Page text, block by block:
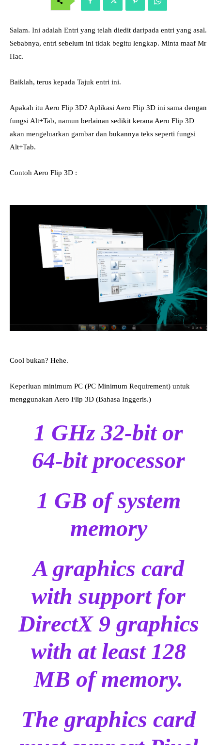
Salam. Ini adalah Entri yang telah diedit daripada entri yang asal.
Sebabnya, entri sebelum ini tidak begitu lengkap. Minta maaf Mr
Hac.
Baiklah, terus kepada Tajuk entri ini.
Apakah itu Aero Flip 3D? Aplikasi Aero Flip 3D ini sama dengan
fungsi Alt+Tab, namun berlainan sedikit kerana Aero Flip 3D
akan mengeluarkan gambar dan bukannya teks seperti fungsi
Alt+Tab.
Contoh Aero Flip 3D :
Cool bukan? Hehe.
Keperluan minimum PC (PC Minimum Requirement) untuk
menggunakan Aero Flip 3D (Bahasa Inggeris.)
1 GHz 32-bit or
64-bit processor
1 GB of system
memory
A graphics card
with support for
DirectX 9 graphics
with at least 128
MB of memory.
The graphics card